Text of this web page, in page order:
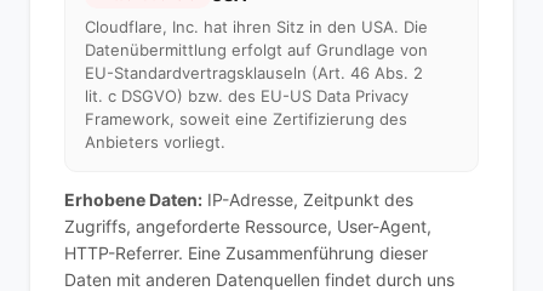
Cloudflare, Inc. hat ihren Sitz in den USA. Die
Datenübermittlung erfolgt auf Grundlage von
EU-Standardvertragsklauseln (Art. 46 Abs. 2
lit. c DSGVO) bzw. des EU-US Data Privacy
Framework, soweit eine Zertifizierung des
Anbieters vorliegt.
Erhobene Daten: IP-Adresse, Zeitpunkt des
Zugriffs, angeforderte Ressource, User-Agent,
HTTP-Referrer. Eine Zusammenführung dieser
Daten mit anderen Datenquellen findet durch uns